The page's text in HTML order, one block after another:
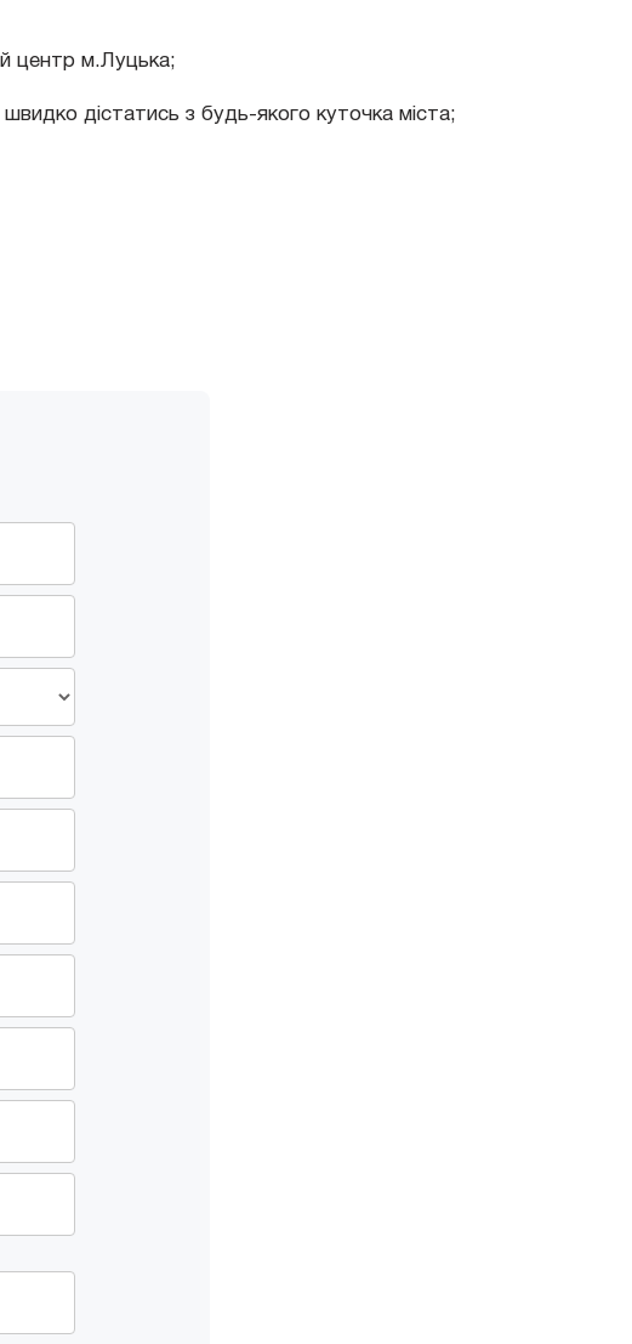
центр м.Луцька;
дістатись з будь-якого куточка міста;